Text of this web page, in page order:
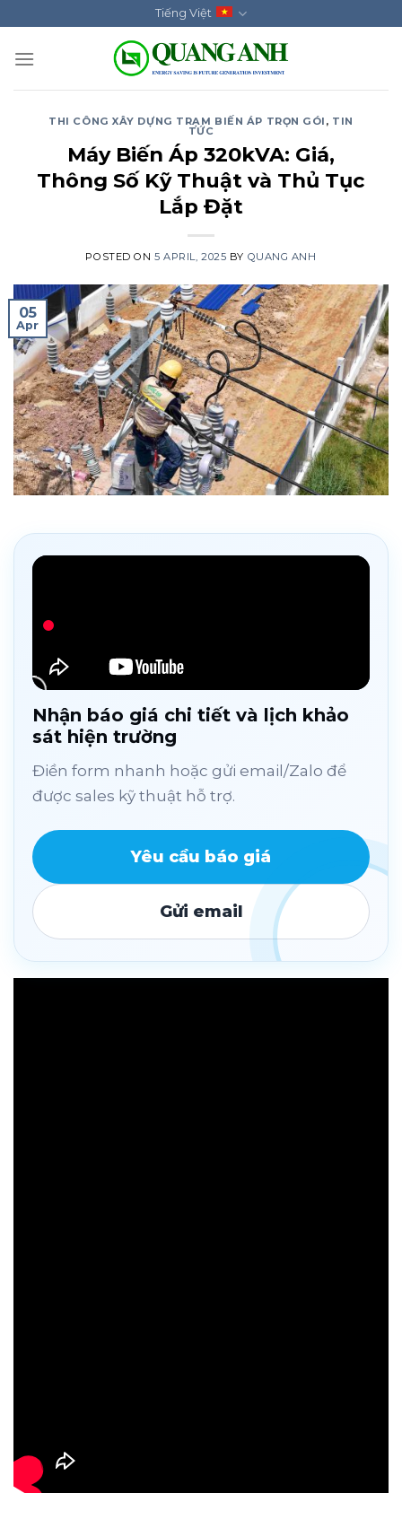
to
content
Tiếng Việt
THI CÔNG XÂY DỰNG TRẠM BIẾN ÁP TRỌN GÓI , TIN
TỨC
Máy Biến Áp 320kVA: Giá,
Thông Số Kỹ Thuật và Thủ Tục
Lắp Đặt
POSTED ON5 APRIL, 2025 BY QUANG ANH
05
Apr
Nhận báo giá chi tiết và lịch khảo
sát hiện trường
Điền form nhanh hoặc gửi email/Zalo để
được sales kỹ thuật hỗ trợ.
Yêu cầu báo giá
Gửi email